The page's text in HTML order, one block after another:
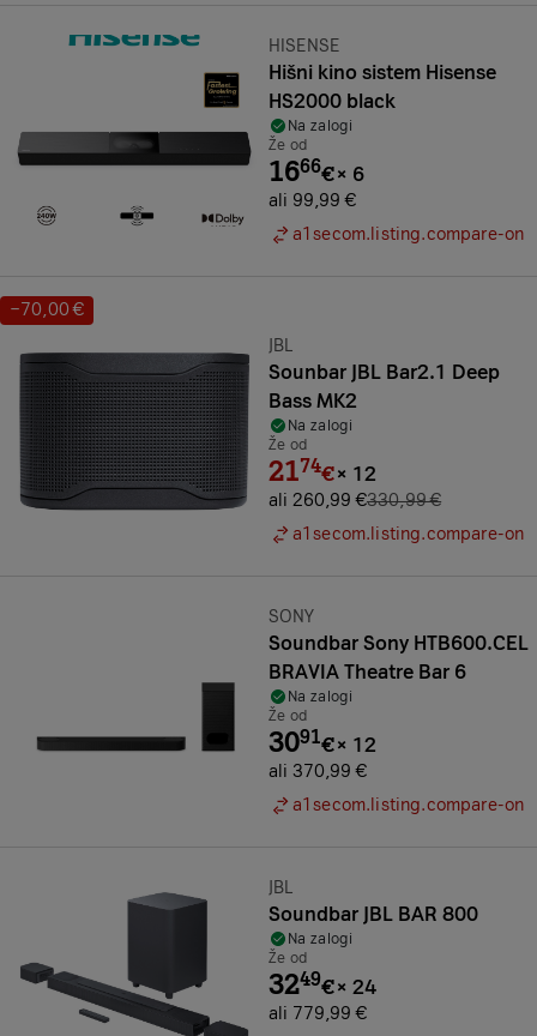
Znamka:
HISENSE
Hišni kino sistem Hisense
HS2000 black
Na zalogi
Že od
1666€× 6
ali 99,99 €
a1secom.listing.compare-on
Prihranek:
−70,00 €
Znamka:
JBL
Sounbar JBL Bar2.1 Deep
Bass MK2
Na zalogi
Že od
2174€× 12
ali 260,99 €330,99 €
a1secom.listing.compare-on
Znamka:
SONY
Soundbar Sony HTB600.CEL
BRAVIA Theatre Bar 6
Na zalogi
Že od
3091€× 12
ali 370,99 €
a1secom.listing.compare-on
Znamka:
JBL
Soundbar JBL BAR 800
Na zalogi
Že od
3249€× 24
ali 779,99 €